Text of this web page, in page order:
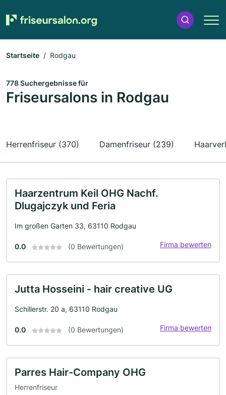
Startseite Rodgau
778 Suchergebnisse für
Friseursalons in Rodgau
Herrenfriseur (370) Damenfriseur (239)
Haarzentrum Keil OHG Nachf.
Dlugajczyk und Feria
Im großen Garten 33, 63110 Rodgau
0.0 (0 Bewertungen) Firma bewerten
Jutta Hosseini - hair creative UG
Schillerstr. 20 a, 63110 Rodgau
0.0 (0 Bewertungen) Firma bewerten
Parres Hair-Company OHG
Herrenfriseur